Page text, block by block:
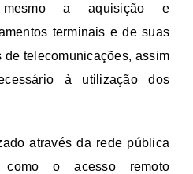
mesmo a aquisição e
terminais e de suas
de telecomunicações, assim
à utilização dos
através da rede pública
o acesso remoto